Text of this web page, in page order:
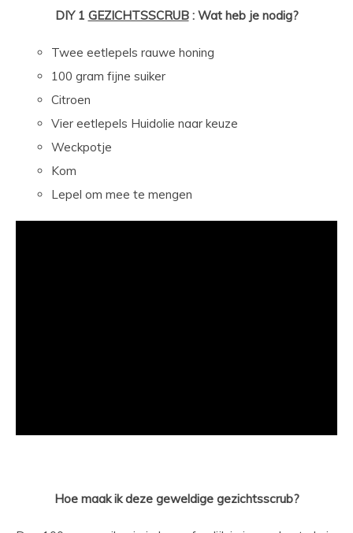
DIY 1 GEZICHTSSCRUB: Wat heb je nodig?
Twee eetlepels rauwe honing
100 gram fijne suiker
Citroen
Vier eetlepels Huidolie naar keuze
Weckpotje
Kom
Lepel om mee te mengen
Hoe maak ik deze geweldige gezichtsscrub?